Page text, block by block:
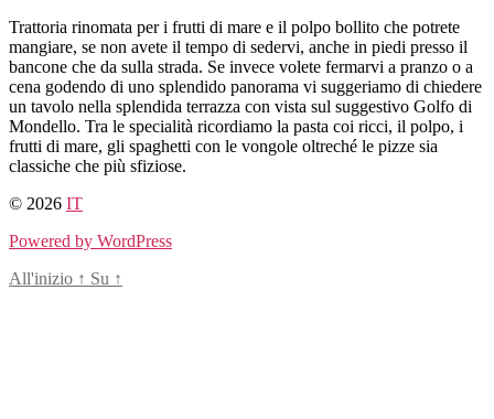
Salta
al
contenuto
Trattoria rinomata per i frutti di mare e il polpo bollito che potrete
mangiare, se non avete il tempo di sedervi, anche in piedi presso il
bancone che da sulla strada. Se invece volete fermarvi a pranzo o a
cena godendo di uno splendido panorama vi suggeriamo di chiedere
un tavolo nella splendida terrazza con vista sul suggestivo Golfo di
Mondello. Tra le specialità ricordiamo la pasta coi ricci, il polpo, i
frutti di mare, gli spaghetti con le vongole oltreché le pizze sia
classiche che più sfiziose.
© 2026 IT
Powered by WordPress
All'inizio ↑ Su ↑